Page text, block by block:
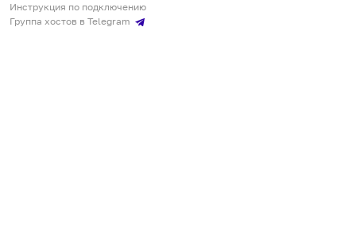
Инструкция по подключению
Группа хостов в Telegram